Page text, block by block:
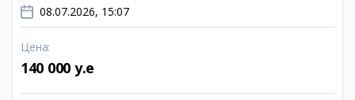
08.07.2026, 15:07
Цена:
140 000 y.e